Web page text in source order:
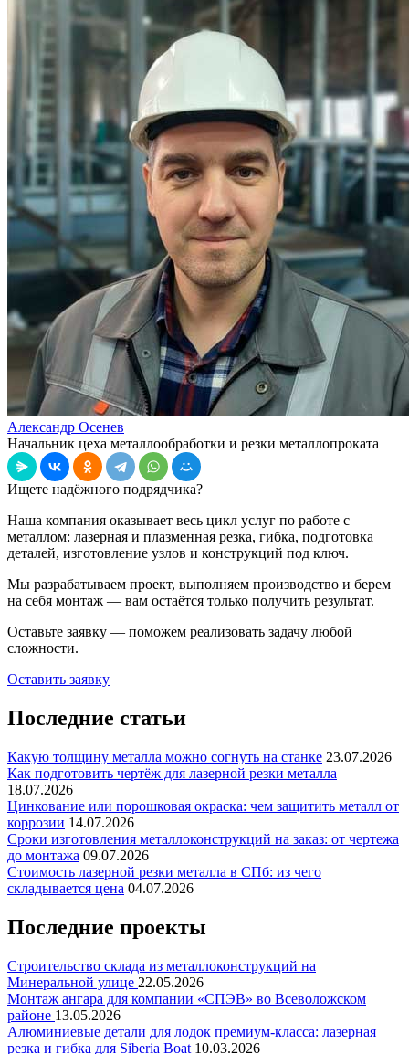
Александр Осенев
Начальник цеха металлообработки и резки металлопроката
Ищете надёжного подрядчика?
Наша компания оказывает весь цикл услуг по работе с
металлом: лазерная и плазменная резка, гибка, подготовка
деталей, изготовление узлов и конструкций под ключ.
Мы разрабатываем проект, выполняем производство и берем
на себя монтаж — вам остаётся только получить результат.
Оставьте заявку — поможем реализовать задачу любой
сложности.
Оставить заявку
Последние статьи
Какую толщину металла можно согнуть на станке 23.07.2026
Как подготовить чертёж для лазерной резки металла
18.07.2026
Цинкование или порошковая окраска: чем защитить металл от
коррозии 14.07.2026
Сроки изготовления металлоконструкций на заказ: от чертежа
до монтажа 09.07.2026
Стоимость лазерной резки металла в СПб: из чего
складывается цена 04.07.2026
Последние проекты
Строительство склада из металлоконструкций на
Минеральной улице 22.05.2026
Монтаж ангара для компании «СПЭВ» во Всеволожском
районе 13.05.2026
Алюминиевые детали для лодок премиум-класса: лазерная
резка и гибка для Siberia Boat 10.03.2026